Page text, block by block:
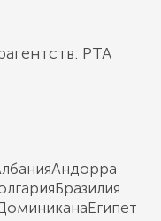
РТА
Андорра
Бразилия
Египет